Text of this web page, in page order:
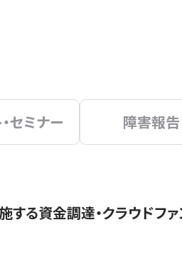
セミナー 障害報告
る資金調達・クラウドフ